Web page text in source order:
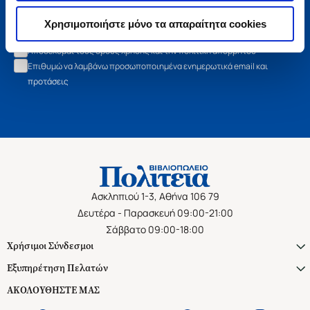
Χρησιμοποιήστε μόνο τα απαραίτητα cookies
Αποδέχομαι τους όρους χρήσης και την πολιτική απορρήτου
Επιθυμώ να λαμβάνω προσωποποιημένα ενημερωτικά email και
προτάσεις
Ασκληπιού 1-3, Αθήνα 106 79
Δευτέρα - Παρασκευή 09:00-21:00
Σάββατο 09:00-18:00
Χρήσιμοι Σύνδεσμοι
Εξυπηρέτηση Πελατών
ΑΚΟΛΟΥΘΗΣΤΕ ΜΑΣ